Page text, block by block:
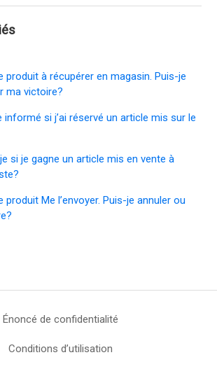
produit à récupérer en magasin. Puis-je
ma victoire?
si j’ai réservé un article mis sur le
si je gagne un article mis en vente à
produit Me l’envoyer. Puis-je annuler ou
Énoncé de confidentialité
Conditions d’utilisation